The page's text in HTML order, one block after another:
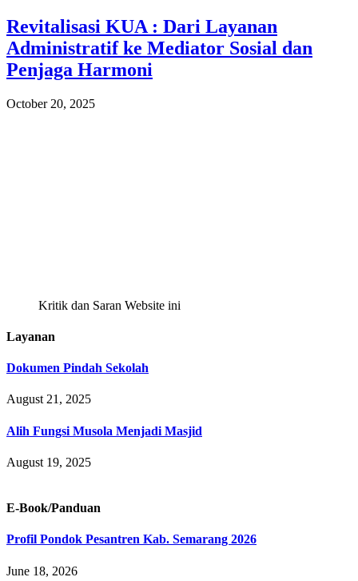
Revitalisasi KUA : Dari Layanan
Administratif ke Mediator Sosial dan
Penjaga Harmoni
October 20, 2025
Kritik dan Saran Website ini
Layanan
Dokumen Pindah Sekolah
August 21, 2025
Alih Fungsi Musola Menjadi Masjid
August 19, 2025
E-Book/Panduan
Profil Pondok Pesantren Kab. Semarang 2026
June 18, 2026